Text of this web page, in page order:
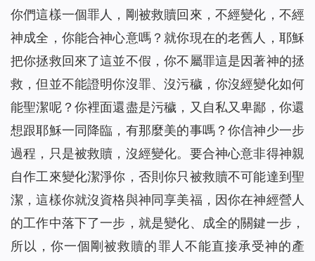
你們這樣一個罪人，剛被救贖回來，不經變化，不經
神成全，你能合神心意嗎？就你現在的老舊人，耶穌
把你拯救回來了這並不假，你不屬罪這是因著神的拯
救，但並不能證明你沒罪、沒污穢，你沒經變化如何
能聖潔呢？你裡面還盡是污穢，又自私又卑鄙，你還
想跟耶穌一同降臨，有那麼美的事嗎？你信神少一步
過程，只是被救贖，沒經變化。要合神心意非得神親
自作工來變化潔淨你，否則你只被救贖不可能達到聖
潔，這樣你就沒資格與神同享美福，因你在神經營人
的工作中落下了一步，就是變化、成全的關鍵一步，
所以，你一個剛被救贖的罪人不能直接承受神的產